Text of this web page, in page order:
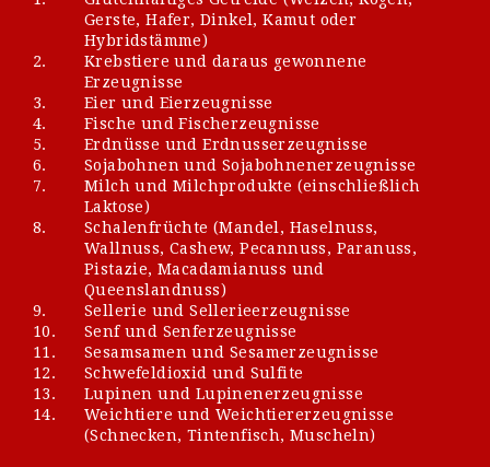
Gerste, Hafer, Dinkel, Kamut oder
Hybridstämme)
2.
Krebstiere und daraus gewonnene
Erzeugnisse
3.
Eier und Eierzeugnisse
4.
Fische und Fischerzeugnisse
5.
Erdnüsse und Erdnusserzeugnisse
6.
Sojabohnen und Sojabohnenerzeugnisse
7.
Milch und Milchprodukte (einschließlich
Laktose)
8.
Schalenfrüchte (Mandel, Haselnuss,
Wallnuss, Cashew, Pecannuss, Paranuss,
Pistazie, Macadamianuss und
Queenslandnuss)
9.
Sellerie und Sellerieerzeugnisse
10.
Senf und Senferzeugnisse
11.
Sesamsamen und Sesamerzeugnisse
12.
Schwefeldioxid und Sulfite
13.
Lupinen und Lupinenerzeugnisse
14.
Weichtiere und Weichtiererzeugnisse
(Schnecken, Tintenfisch, Muscheln)